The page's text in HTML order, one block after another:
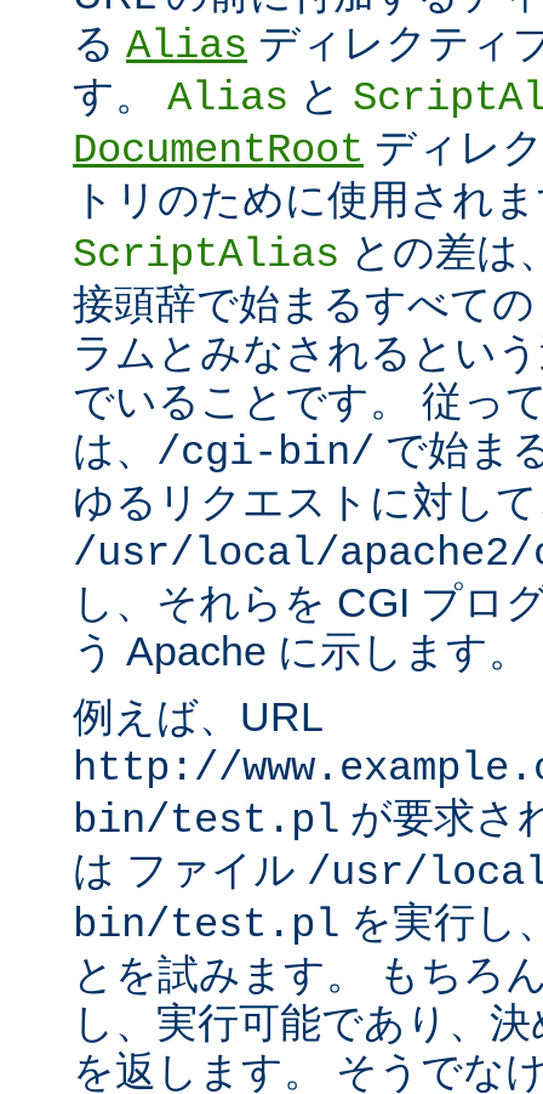
る Alias ディレクティ
す。 Alias と
DocumentRoot ディレ
トリのために使用され
ScriptAlias との差は
接頭辞で始まるすべて
ラムとみなされるとい
でいることです。 従っ
は、 /cgi-bin/ で始ま
ゆるリクエストに対し
/usr/local/
し、それらを CGI プロ
う Apache に示します。
例えば、URL
http://
bin/test.pl が要求さ
は ファイル /usr/
bin/test.pl を実行し
とを試みます。 もちろ
し、実行可能であり、
を返します。 そうでな